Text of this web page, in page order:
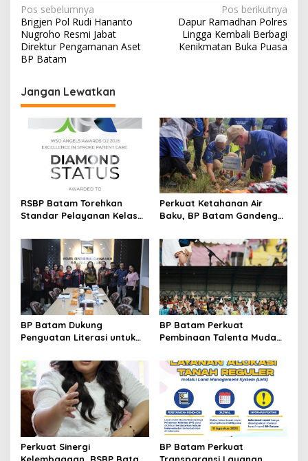
N
a
v
i
g
a
s
Pos sebelumnya
Brigjen Pol Rudi Hananto
Nugroho Resmi Jabat
Direktur Pengamanan Aset
BP Batam
Pos berikutnya
Dapur Ramadhan Polres
Lingga Kembali Berbagi
Kenikmatan Buka Puasa
Jangan Lewatkan
RSBP Batam Torehkan
Standar Pelayanan Kelas
dari WSO
Perkuat Ketahanan Air
Baku, BP Batam Gandeng
Bambu Betung di
Bendungan Sei Nongsa
BP Batam Dukung
Penguatan Literasi untuk
Kebhinekaan Bagi Generasi
Masa Depan
BP Batam Perkuat
Pembinaan Talenta Muda
International Grassroot
Football Festival 2026
Perkuat Sinergi
Kelembagaan, RSBP Batam
BP Batam Perkuat
Transparansi Layanan